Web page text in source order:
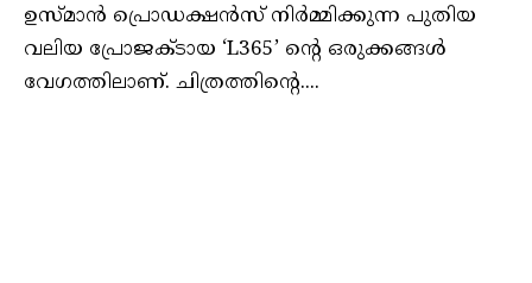
ഉസ്മാൻ പ്രൊഡക്ഷൻസ് നിർമ്മിക്കുന്ന പുതിയ
വലിയ പ്രോജക്ടായ ‘L365’ ന്റെ ഒരുക്കങ്ങൾ
വേഗത്തിലാണ്. ചിത്രത്തിന്റെ....